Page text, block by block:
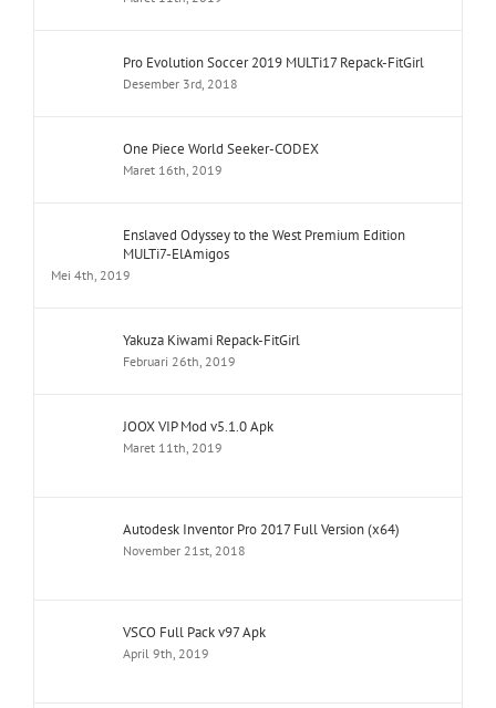
Pro Evolution Soccer 2019 MULTi17 Repack-FitGirl
Desember 3rd, 2018
One Piece World Seeker-CODEX
Maret 16th, 2019
Enslaved Odyssey to the West Premium Edition
MULTi7-ElAmigos
Mei 4th, 2019
Yakuza Kiwami Repack-FitGirl
Februari 26th, 2019
JOOX VIP Mod v5.1.0 Apk
Maret 11th, 2019
Autodesk Inventor Pro 2017 Full Version (x64)
November 21st, 2018
VSCO Full Pack v97 Apk
April 9th, 2019